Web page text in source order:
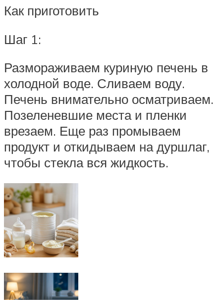
Как приготовить
Шаг 1:
Размораживаем куриную печень в
холодной воде. Сливаем воду.
Печень внимательно осматриваем.
Позеленевшие места и пленки
врезаем. Еще раз промываем
продукт и откидываем на дуршлаг,
чтобы стекла вся жидкость.